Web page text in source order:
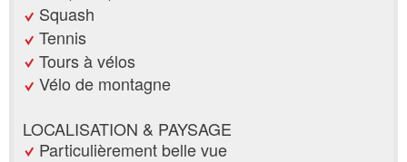
Squash
Tennis
Tours à vélos
Vélo de montagne
LOCALISATION & PAYSAGE
Particulièrement belle vue